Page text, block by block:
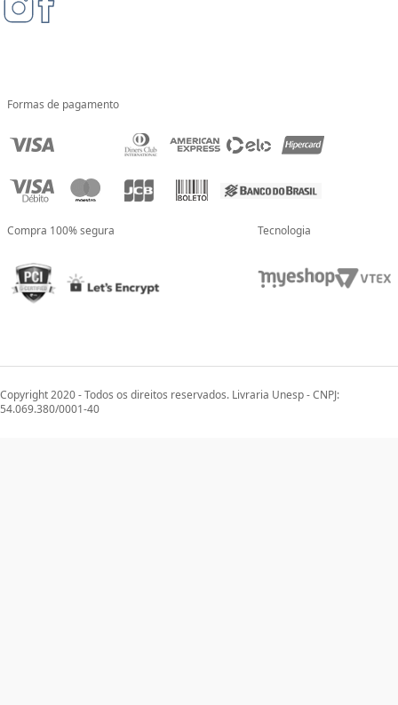
Formas de pagamento
Compra 100% segura Tecnologia
Copyright 2020 - Todos os direitos reservados. Livraria Unesp - CNPJ:
54.069.380/0001-40